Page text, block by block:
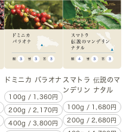
ドミニカ バラオナ
100g / 1,360円
200g / 2,170円
400g / 3,800円
スマトラ 伝説のマ
ンデリン ナタル
100g / 1,680円
200g / 2,680円